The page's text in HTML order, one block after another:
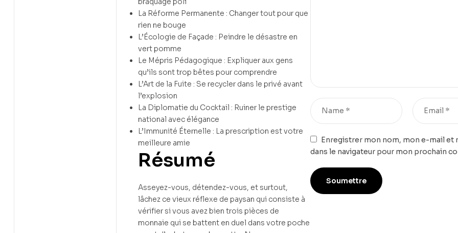
La Réforme Permanente : Changer tout pour que
rien ne bouge
L’Écologie de Façade : Peindre le désastre en
vert pomme
Le Mépris Pédagogique : Expliquer aux gens
qu’ils sont trop bêtes pour comprendre
L’Art de la Fuite : Se recycler dans le privé avant
l’explosion
La Diplomatie du Cocktail : Ruiner le prestige
national avec élégance
L’Immunité Éternelle : La prescription est votre
meilleure amie
Résumé
Asseyez-vous, détendez-vous, et surtout,
lâchez ce vieux réflexe de paysan qui consiste à
vérifier si vous avez bien trois pièces de
monnaie qui se battent en duel dans votre poche
Enregistrer mon nom, mon e-mail et
dans le navigateur pour mon prochain